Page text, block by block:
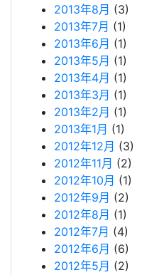
2013年8月 (3)
2013年7月 (1)
2013年6月 (1)
2013年5月 (1)
2013年4月 (1)
2013年3月 (1)
2013年2月 (1)
2013年1月 (1)
2012年12月 (3)
2012年11月 (2)
2012年10月 (1)
2012年9月 (2)
2012年8月 (1)
2012年7月 (4)
2012年6月 (6)
2012年5月 (2)